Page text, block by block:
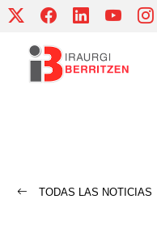
Skip
content
TODAS LAS NOTICIAS